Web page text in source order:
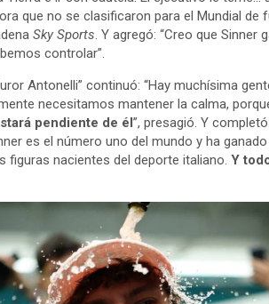
que no se clasificaron para el Mundial de
Sky Sports. Y agregó: “Creo que Sinner
controlar”.
Antonelli” continuó: “Hay muchísima
necesitamos mantener la calma,
pendiente de él”, presagió. Y
es el número uno del mundo y ha
figuras nacientes del deporte italiano. Y